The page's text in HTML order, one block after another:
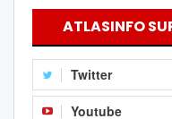
ATLASINFO
Twitter
Youtube